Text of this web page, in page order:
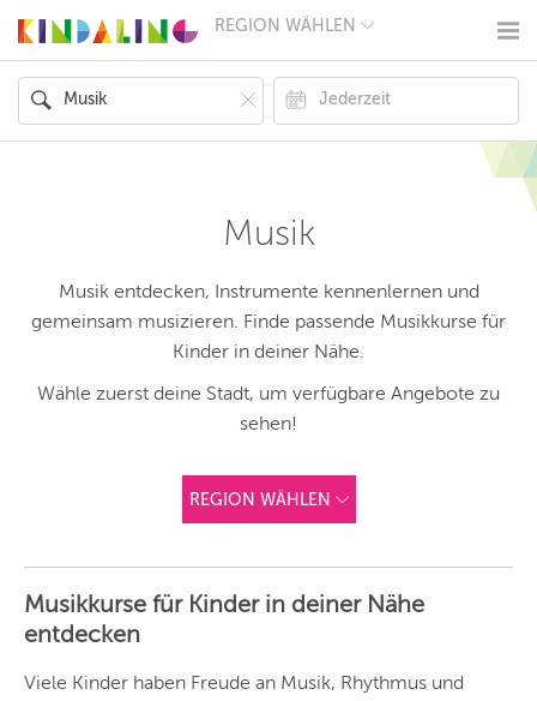
REGION WÄHLEN
MÜNCHEN
HAMBURG
FRANKFURT
KÖLN
HANNOVER
DRESDEN
WIEN
ZÜRICH
REGIONEN
Musik
Musik entdecken, Instrumente kennenlernen und
gemeinsam musizieren. Finde passende Musikkurse für
Kinder in deiner Nähe.
Wähle zuerst deine Stadt, um verfügbare Angebote zu
sehen!
REGION WÄHLEN
Vorschlag basierend
Angebote und
Musikkurse für Kinder in deiner Nähe
entdecken
Viele Kinder haben Freude an Musik, Rhythmus und